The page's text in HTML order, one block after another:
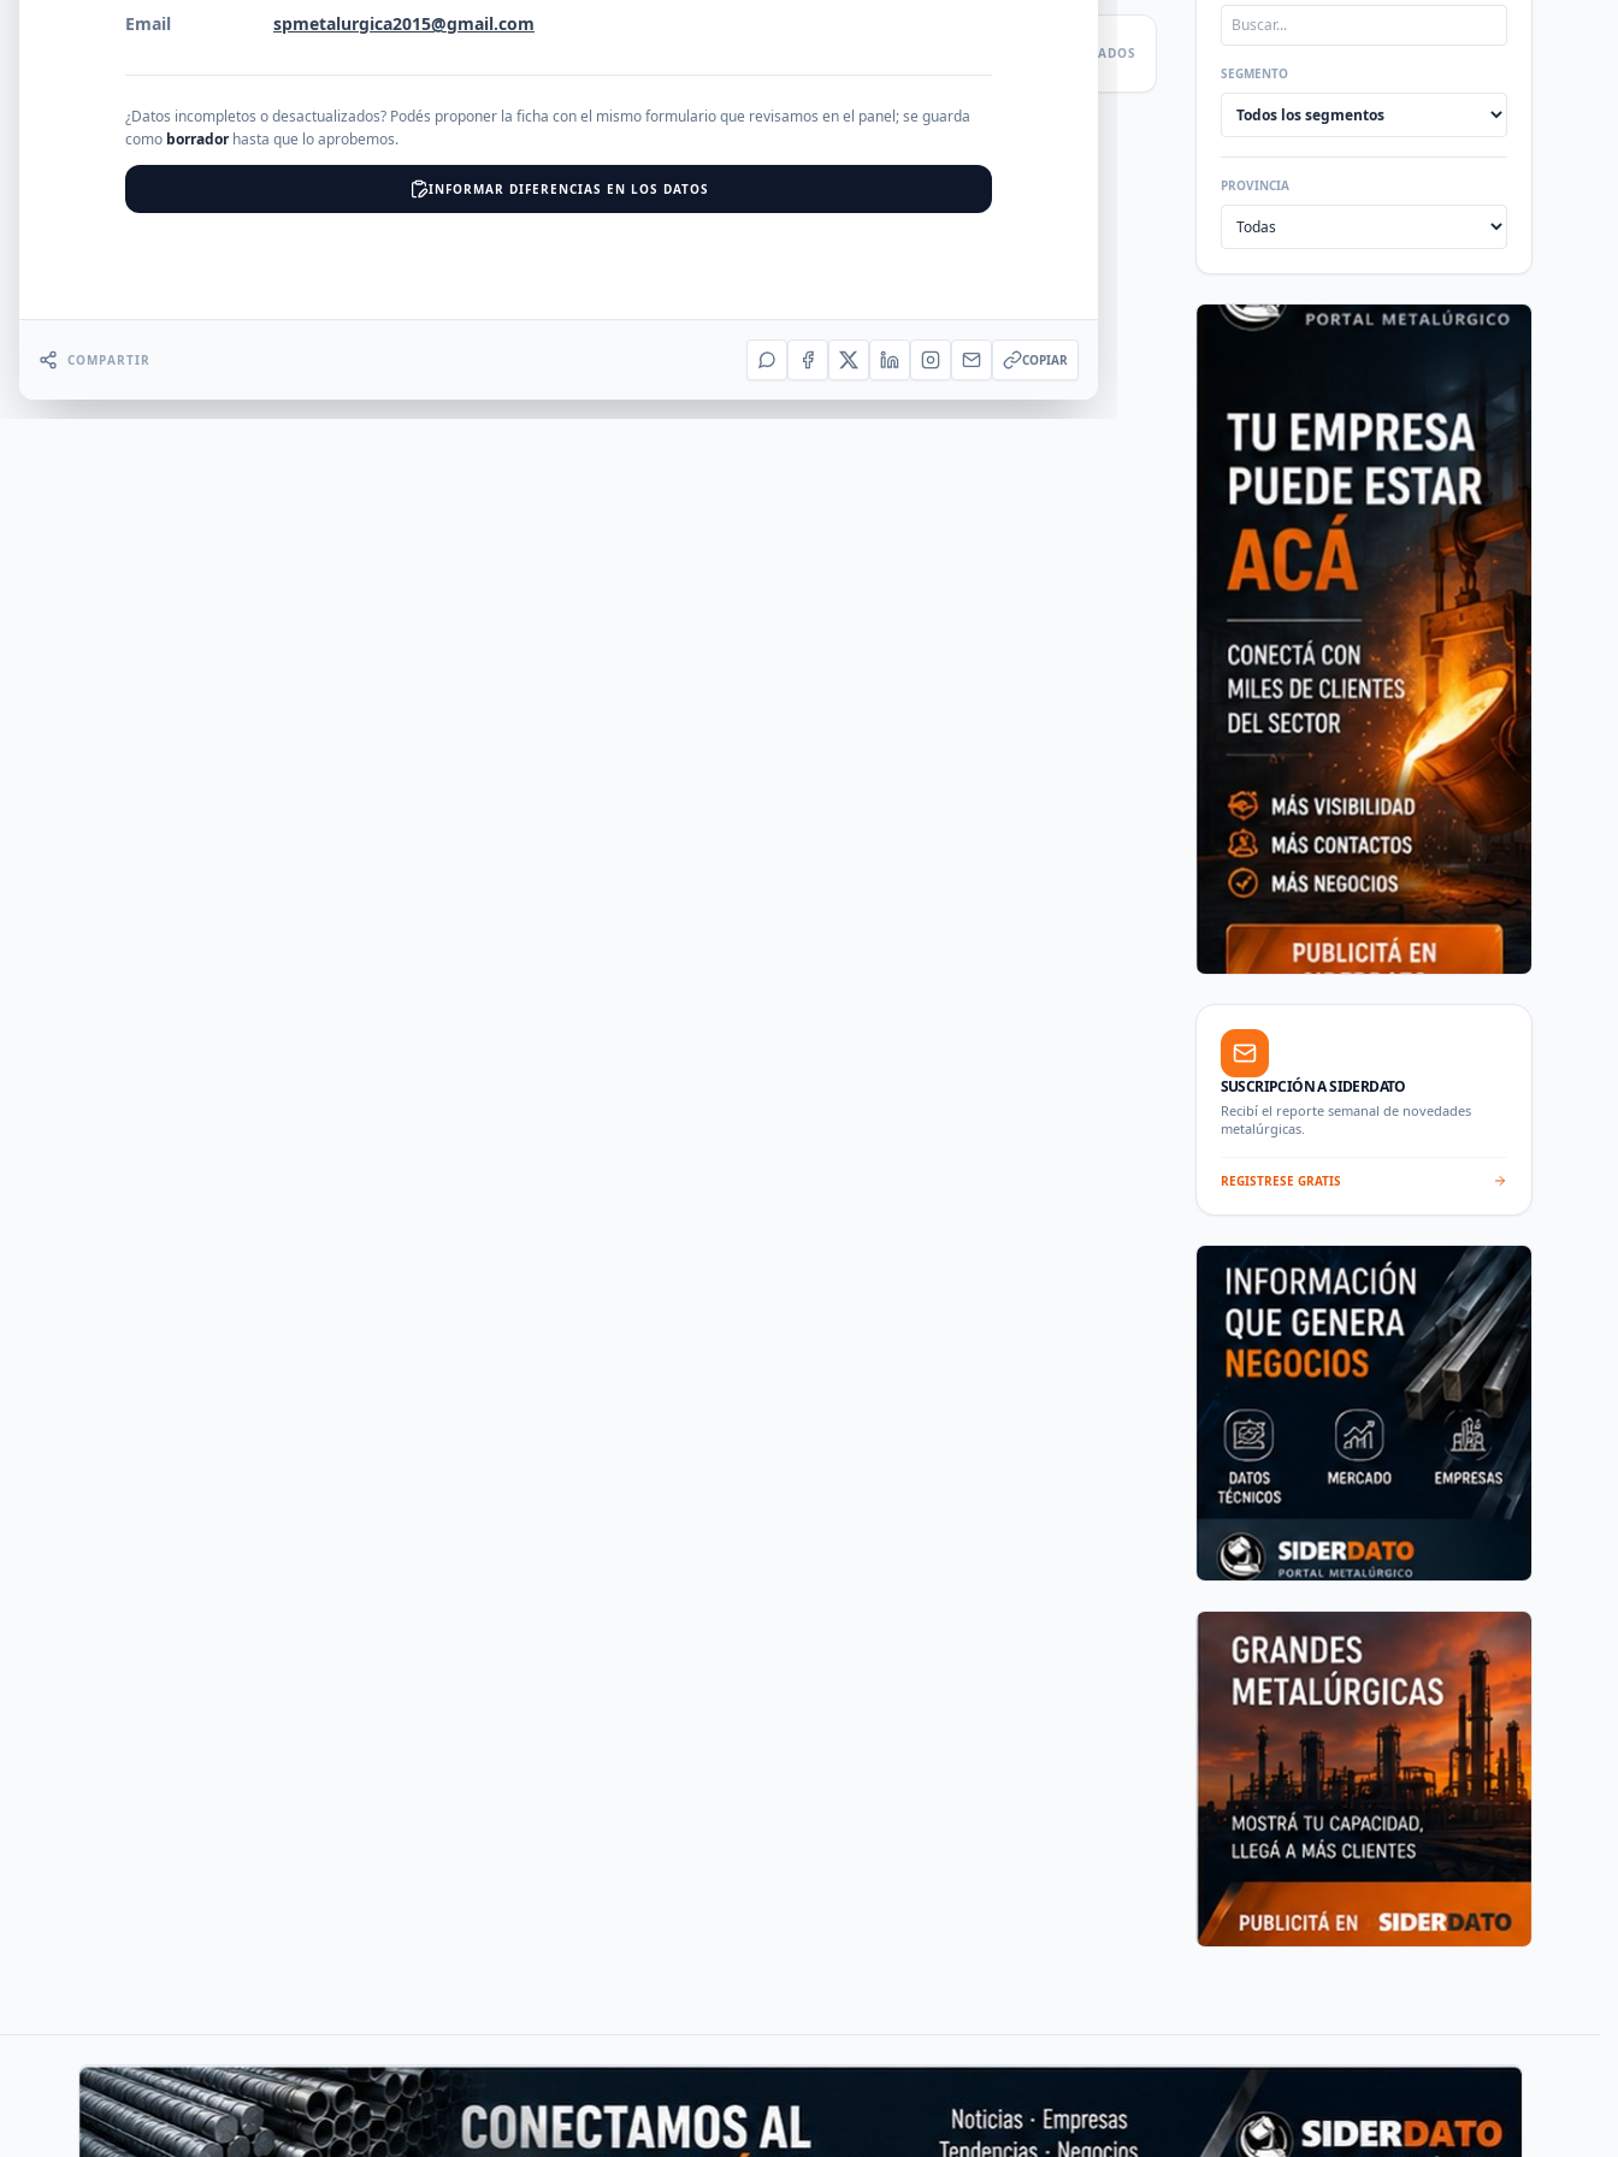
RESULTADOS
SEGMENTO
PROVINCIA
SUSCRIPCIÓN A SIDERDATO
Recibí el reporte semanal de novedades
metalúrgicas.
REGISTRESE GRATIS
Email
spmetalurgica2015@gmail.com
¿Datos incompletos o desactualizados? Podés proponer la ficha con el mismo formulario que revisamos en el panel; se guarda
como borradorhasta que lo aprobemos.
INFORMAR DIFERENCIAS EN LOS DATOS
COMPARTIR COPIAR